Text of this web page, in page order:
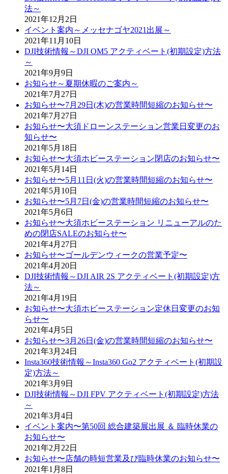
法～
2021年12月2日
イベント案内～メッセナゴヤ2021出展～
2021年11月10日
DJI技術情報～DJI OM5 アクティベート(初期設定)方法
～
2021年9月9日
お知らせ～夏期休暇のご案内～
2021年7月27日
お知らせ〜7月29日(木)の営業時間短縮のお知らせ〜
2021年7月27日
お知らせ〜大須ドローンステーション営業日変更のお
知らせ〜
2021年5月18日
お知らせ〜大須ホビーステーション閉店のお知らせ〜
2021年5月14日
お知らせ〜5月11日(火)の営業時間短縮のお知らせ〜
2021年5月10日
お知らせ〜5月7日(金)の営業時間短縮のお知らせ〜
2021年5月6日
お知らせ〜大須ホビーステーション リニューアルのた
めの閉店SALEのお知らせ〜
2021年4月27日
お知らせ〜ゴールデンウィークの営業予定〜
2021年4月20日
DJI技術情報～DJI AIR 2S アクティベート(初期設定)方
法～
2021年4月19日
お知らせ〜大須ホビーステーション定休日変更のお知
らせ〜
2021年4月5日
お知らせ〜3月26日(金)の営業時間短縮のお知らせ〜
2021年3月24日
Insta360技術情報～Insta360 Go2 アクティベート(初期設
定)方法～
2021年3月9日
DJI技術情報～DJI FPV アクティベート(初期設定)方法
～
2021年3月4日
イベント案内〜第50回 総合建築展出展 ＆ 臨時休業の
お知らせ〜
2021年2月22日
お知らせ〜店舗の時短営業及び臨時休業のお知らせ〜
2021年1月8日